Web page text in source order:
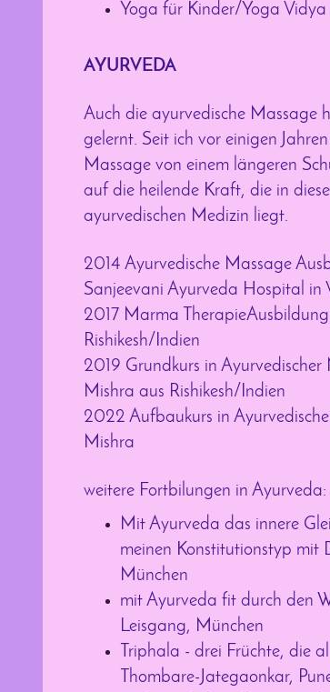
Yoga für Kinder/Yoga Vidya
AYURVEDA
Auch die ayurvedische Massage
gelernt. Seit ich vor einigen
Massage von einem längeren
auf die heilende Kraft, die in
ayurvedischen Medizin liegt.
2014 Ayurvedische Massage
Sanjeevani Ayurveda Hospital in
2017 Marma
Rishikesh/Indien
2019 Grundkurs in
Mishra aus Rishikesh/Indien
2022 Aufbaukurs in
Mishra
weitere Fortbilungen in Ayurveda:
Mit Ayurveda das innere
meinen Konstitutionstyp mit
München
mit Ayurveda fit durch den
Leisgang, München
Triphala - drei Früchte, die
Thombare-Jategaonkar,